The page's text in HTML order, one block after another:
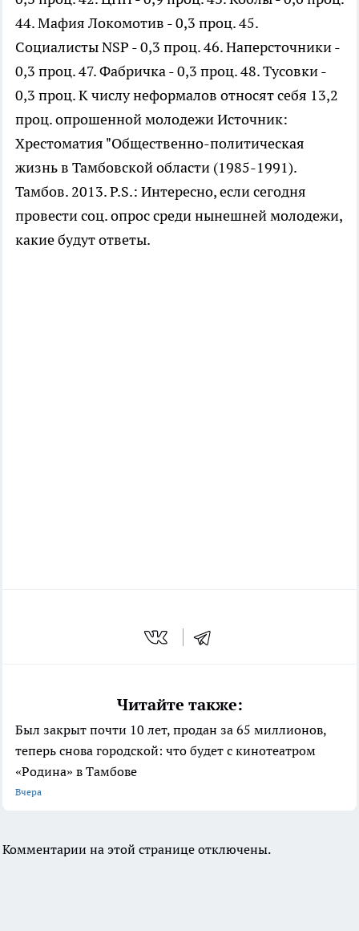
44. Мафия Локомотив - 0,3 проц. 45.
Социалисты NSP - 0,3 проц. 46. Наперсточники -
0,3 проц. 47. Фабричка - 0,3 проц. 48. Тусовки -
0,3 проц. К числу неформалов относят себя 13,2
проц. опрошенной молодежи Источник:
Хрестоматия "Общественно-политическая
жизнь в Тамбовской области (1985-1991).
Тамбов. 2013. P.S.: Интересно, если сегодня
провести соц. опрос среди нынешней молодежи,
какие будут ответы.
Читайте также:
Был закрыт почти 10 лет, продан за 65 миллионов,
теперь снова городской: что будет с кинотеатром
«Родина» в Тамбове
Вчера
Комментарии на этой странице отключены.